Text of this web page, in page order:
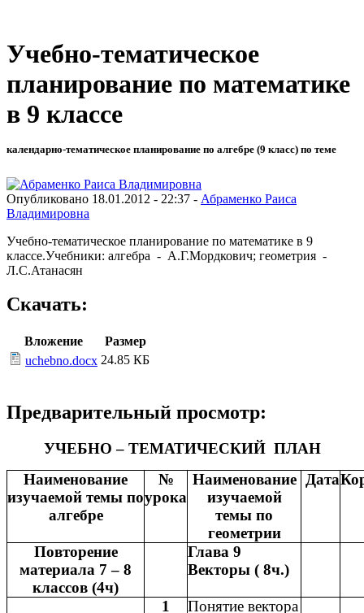
Учебно-тематическое
планирование по математике
в 9 классе
календарно-тематическое планирование по алгебре (9 класс) по теме
Опубликовано 18.01.2012 - 22:37 - Абраменко Раиса
Владимировна
Учебно-тематическое планирование по математике в 9
классе.Учебники: алгебра - А.Г.Мордкович; геометрия -
Л.С.Атанасян
Скачать:
Вложение
Размер
uchebno.docx 24.85 КБ
Предварительный просмотр:
УЧЕБНО – ТЕМАТИЧЕСКИЙ ПЛАН
Наименование
изучаемой темы по
алгебре
№
урока
Наименование
изучаемой
темы по
геометрии
Дата
Повторение
материала 7 – 8
классов (4ч)
Глава 9
Векторы ( 8ч.)
1
Понятие вектора